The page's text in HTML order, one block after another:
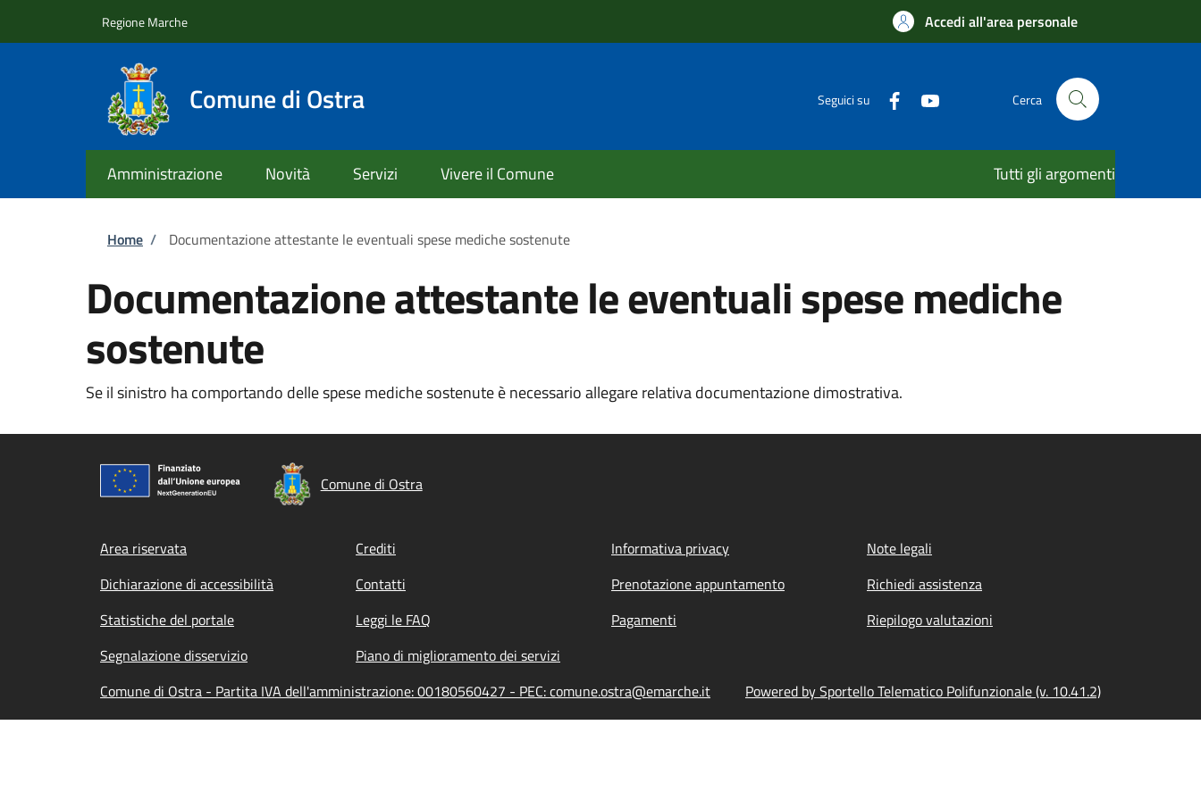
Regione Marche Accedi all'area personale
Comune di Ostra Seguici su Cerca
Amministrazione Novità Servizi Vivere il Comune Tutti gli argomenti
Briciole di pane
Home / Documentazione attestante le eventuali spese mediche sostenute
Documentazione attestante le eventuali spese mediche
sostenute
Se il sinistro ha comportando delle spese mediche sostenute è necessario allegare relativa documentazione dimostrativa.
Comune di Ostra
Footer menu
Area riservata Crediti Informativa privacy
Note legali
Dichiarazione di accessibilità
Contatti Prenotazione appuntamento
Richiedi assistenza
Statistiche del portale
Leggi le FAQ Pagamenti
Riepilogo valutazioni
Segnalazione disservizio
Piano di miglioramento dei servizi
Comune di Ostra - Partita IVA dell'amministrazione: 00180560427 - PEC: comune.ostra@emarche.it
Powered by Sportello Telematico Polifunzionale (v. 10.41.2)